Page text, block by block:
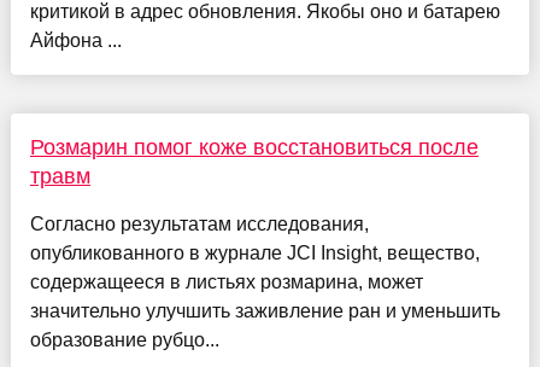
критикой в адрес обновления. Якобы оно и батарею
Айфона ...
Розмарин помог коже восстановиться после
травм
Согласно результатам исследования,
опубликованного в журнале JCI Insight, вещество,
содержащееся в листьях розмарина, может
значительно улучшить заживление ран и уменьшить
образование рубцо...